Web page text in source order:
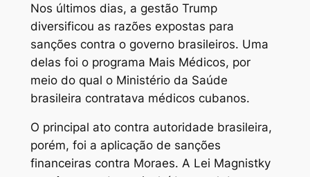
Nos últimos dias, a gestão Trump
diversificou as razões expostas para
sanções contra o governo brasileiros. Uma
delas foi o programa Mais Médicos, por
meio do qual o Ministério da Saúde
brasileira contratava médicos cubanos.
O principal ato contra autoridade brasileira,
porém, foi a aplicação de sanções
financeiras contra Moraes. A Lei Magnistky